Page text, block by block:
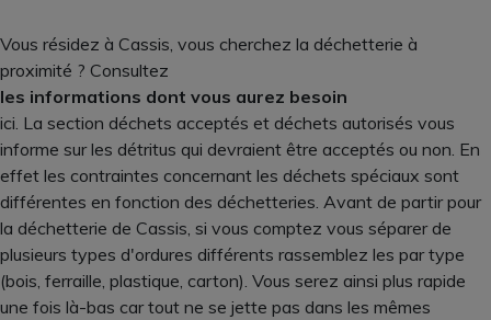
Vous résidez à Cassis, vous cherchez la déchetterie à
proximité ? Consultez
les informations dont vous aurez besoin
ici. La section déchets acceptés et déchets autorisés vous
informe sur les détritus qui devraient être acceptés ou non. En
effet les contraintes concernant les déchets spéciaux sont
différentes en fonction des déchetteries. Avant de partir pour
la déchetterie de Cassis, si vous comptez vous séparer de
plusieurs types d'ordures différents rassemblez les par type
(bois, ferraille, plastique, carton). Vous serez ainsi plus rapide
une fois là-bas car tout ne se jette pas dans les mêmes